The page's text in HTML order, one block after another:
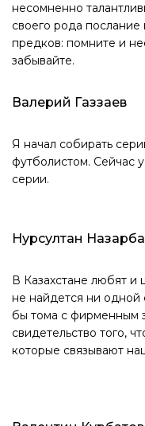
несомненно
своего рода
предков: помните и
забывайте.
Валерий Газзаев
Я начал собирать
футболистом. Сейчас
серии.
Нурсултан
В Казахстане любят и
не найдется ни одной
бы тома с фирменным
свидетельство того,
которые связывают